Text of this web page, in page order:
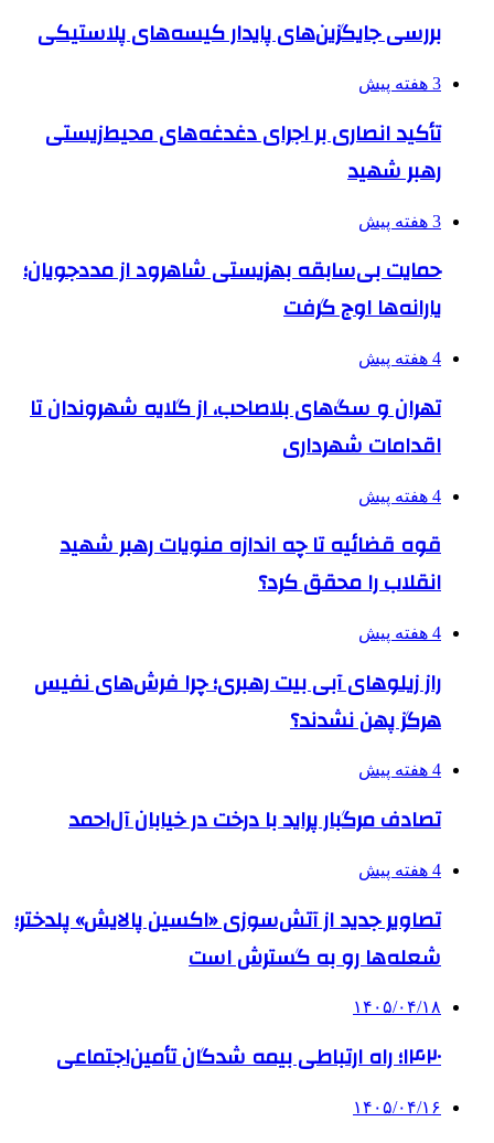
بررسی جایگزین‌های پایدار کیسه‌های پلاستیکی
3 هفته پیش
تأکید انصاری بر اجرای دغدغه‌های محیط‌زیستی
رهبر شهید
3 هفته پیش
حمایت بی‌سابقه بهزیستی شاهرود از مددجویان؛
یارانه‌ها اوج گرفت
4 هفته پیش
تهران و سگ‌های بلاصاحب، از گلایه شهروندان تا
اقدامات شهرداری
4 هفته پیش
قوه قضائیه تا چه اندازه منویات رهبر شهید
انقلاب را محقق کرد؟
4 هفته پیش
راز زیلوهای آبی بیت رهبری؛ چرا فرش‌های نفیس
هرگز پهن نشدند؟
4 هفته پیش
تصادف مرگبار پراید با درخت در خیابان آل‌احمد
4 هفته پیش
تصاویر جدید از آتش‌سوزی «اکسین پالایش» پلدختر؛
شعله‌ها رو به گسترش است
۱۴۰۵/۰۴/۱۸
۱۴۲۰؛ راه ارتباطی بیمه شدگان تأمین‌اجتماعی
۱۴۰۵/۰۴/۱۶